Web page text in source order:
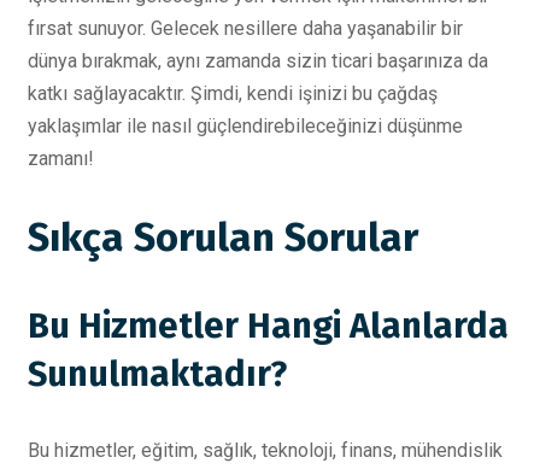
fırsat sunuyor. Gelecek nesillere daha yaşanabilir bir
dünya bırakmak, aynı zamanda sizin ticari başarınıza da
katkı sağlayacaktır. Şimdi, kendi işinizi bu çağdaş
yaklaşımlar ile nasıl güçlendirebileceğinizi düşünme
zamanı!
Sıkça Sorulan Sorular
Bu Hizmetler Hangi Alanlarda
Sunulmaktadır?
Bu hizmetler, eğitim, sağlık, teknoloji, finans, mühendislik